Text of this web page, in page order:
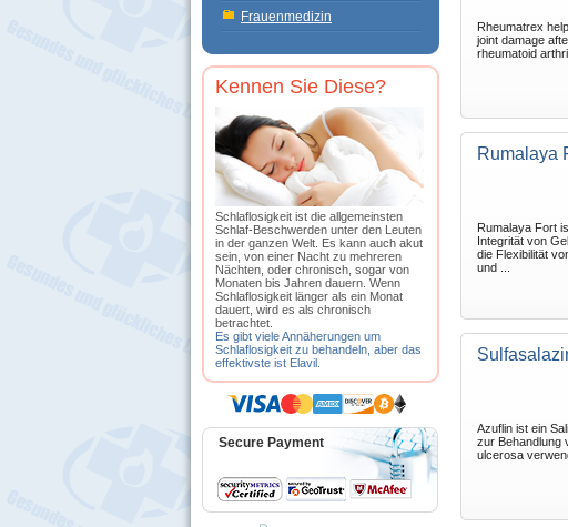
Frauenmedizin
Kennen Sie Diese?
Schlaflosigkeit ist die allgemeinsten
Schlaf-Beschwerden unter den Leuten
in der ganzen Welt. Es kann auch akut
sein, von einer Nacht zu mehreren
Nächten, oder chronisch, sogar von
Monaten bis Jahren dauern. Wenn
Schlaflosigkeit länger als ein Monat
dauert, wird es als chronisch
betrachtet.
Es gibt viele Annäherungen um
Schlaflosigkeit zu behandeln, aber das
effektivste ist Elavil.
Secure Payment
Rheumatrex
joint damage
rheumatoid
Rumalaya
Rumalaya Fort
Integrität von
die Flexibilität
und ...
Azuflin ist ein
zur Behandlung
ulcerosa